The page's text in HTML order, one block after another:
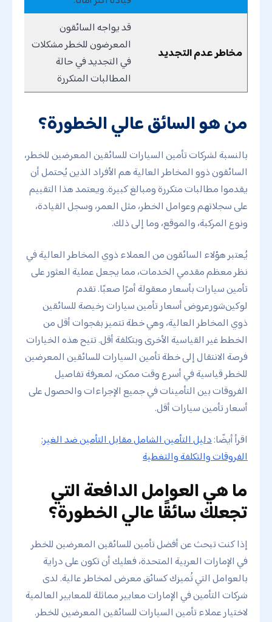
مخاطر عدم التجديد
قد يواجه السائقون
المعرضون للخطر مشكلات
في التجديد في حالة
المطالبات المتكررة
من هو السائق عالي الخطورة؟
بالنسبة لشركات تأمين السيارات للسائقين المعرضين للخطر،
السائقون ذوو المخاطر العالية هم الأفراد الذين يُحتمل أن
يقدموا مطالبات متكررة ومبالغ كبيرة. ويعتمد هذا التقييم
على سجلاتهم وعوامل الخطر، مثل العمر، وسجل القيادة،
ونوع المركبة، والموقع، وما إلى ذلك.
يُعتبر هؤلاء السائقون من العملاء ذوي المخاطر العالية في
نظر معظم مقدمي الخدمات، مما يجعل عملية العثور على
تأمين سيارات بأسعار معقولة أمرًا صعبًا. تقدم
لوكين‌شورعروض أسعار تأمين سيارات رخيصة للسائقين
ذوي المخاطر العالية، وهي خطة تتميز بفجوات أقل من
الخطط غير القياسية الأخرى وبتكلفة أقل. تتيح هذه الخيارات
فرصة الانتقال إلى خطة تأمين السيارات للسائقين المعرضين
للخطر قياسية في أسرع وقت ممكن، لمعرفة تفاصيل
الفروقات بين التأمينات في جميع الإجراءات والحصول على
أسعار تأمين سيارات أقل.
اقرأ أيضًا:دليل التأمين الشامل مقابل التأمين ضد الغير:
الفروقات والتكلفة والتغطية
ما هي العوامل الدافعة التي
تجعلك سائقًا عالي الخطورة؟
إذا كنت تبحث عن أفضل تأمين للسائقين المعرضين للخطر
في الإمارات العربية المتحدة، فعليك أن تكون على دراية
بالعوامل التي تُميزك كسائق معرض لمخاطر عالية. لدى
شركات التأمين في الإمارات معايير مماثلة للمعايير العالمية
لاختيار عملاء تأمين السيارات للسائقين المعرضين للخطر.